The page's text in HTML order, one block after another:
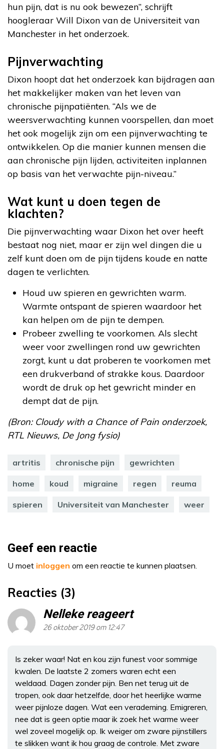
hun pijn, dat is nu ook bewezen”, schrijft
hoogleraar Will Dixon van de Universiteit van
Manchester in het onderzoek.
Pijnverwachting
Dixon hoopt dat het onderzoek kan bijdragen aan
het makkelijker maken van het leven van
chronische pijnpatiënten. “Als we de
weersverwachting kunnen voorspellen, dan moet
het ook mogelijk zijn om een pijnverwachting te
ontwikkelen. Op die manier kunnen mensen die
aan chronische pijn lijden, activiteiten inplannen
op basis van het verwachte pijn-niveau.”
Wat kunt u doen tegen de
klachten?
Die pijnverwachting waar Dixon het over heeft
bestaat nog niet, maar er zijn wel dingen die u
zelf kunt doen om de pijn tijdens koude en natte
dagen te verlichten.
Houd uw spieren en gewrichten warm.
Warmte ontspant de spieren waardoor het
kan helpen om de pijn te dempen.
Probeer zwelling te voorkomen. Als slecht
weer voor zwellingen rond uw gewrichten
zorgt, kunt u dat proberen te voorkomen met
een drukverband of strakke kous. Daardoor
wordt de druk op het gewricht minder en
dempt dat de pijn.
(Bron: Cloudy with a Chance of Pain onderzoek,
RTL Nieuws, De Jong fysio)
artritis chronische pijn gewrichten
home koud migraine regen reuma
spieren Universiteit van Manchester weer
Geef een reactie
U moet inloggen om een reactie te kunnen plaatsen.
Reacties (3)
Nelleke reageert
26 oktober 2019 om 12:47
Is zeker waar! Nat en kou zijn funest voor sommige
kwalen. De laatste 2 zomers waren echt een
weldaad. Dagen zonder pijn. Ben net terug uit de
tropen, ook daar hetzelfde, door het heerlijke warme
weer pijnloze dagen. Wat een verademing. Emigreren,
nee dat is geen optie maar ik zoek het warme weer
wel zoveel mogelijk op. Ik weiger om zware pijnstillers
te slikken want ik hou graag de controle. Met zware